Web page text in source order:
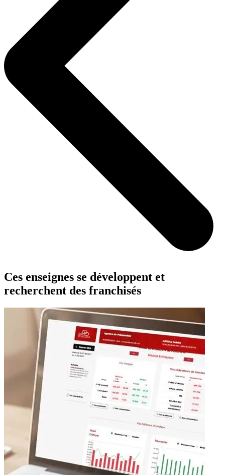
Ces enseignes se développent et
recherchent des franchisés